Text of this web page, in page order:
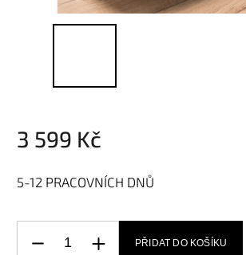
3 599 Kč
5-12 PRACOVNÍCH DNŮ
PŘIDAT DO KOŠÍKU